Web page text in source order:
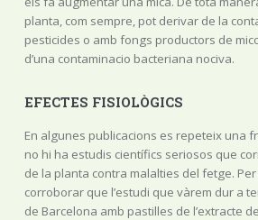
planta, com sempre, pot derivar de la
pesticides o amb fongs productors de
d’una contaminacio bacteriana nociva.
EFECTES FISIOLÒGICS
En algunes publicacions es repeteix una
no hi ha estudis científics seriosos que
de la planta contra malalties del fetge.
corroborar que l’estudi que vàrem dur a
de Barcelona amb pastilles de l’extracte